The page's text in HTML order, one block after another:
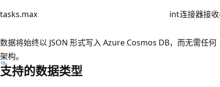
tasks.max int连接器接
数据将始终以 JSON 形式写入 Azure Cosmos DB，而无需任何
架构。
支持的数据类型